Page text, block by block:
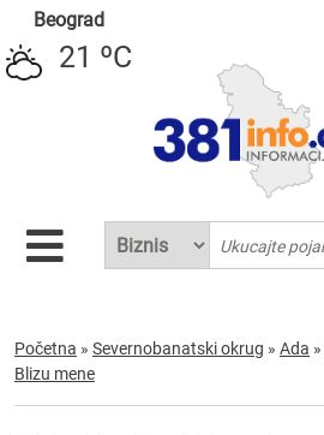
Beograd
21 ºC
Početna » Severnobanatski okrug » Ada »
Blizu mene